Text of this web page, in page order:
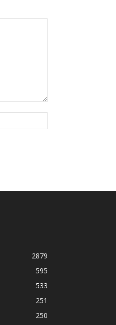
web:
2879
595
533
251
250